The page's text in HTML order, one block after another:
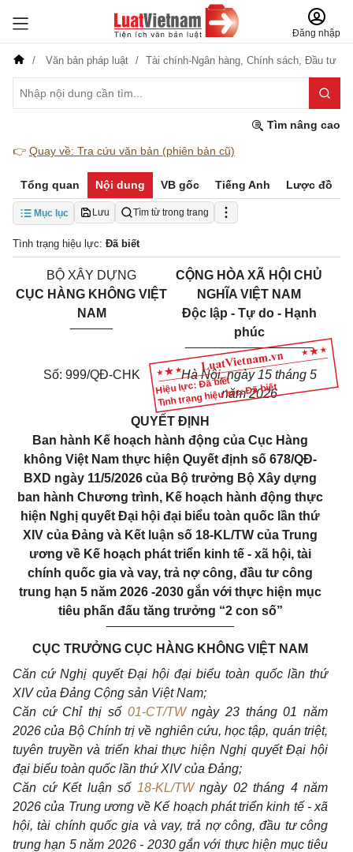
Đăng nhập
Văn bản pháp luật Tài chính-Ngân hàng, Chính sách, Đầu tư
Tìm nâng cao
👉 Quay về: Tra cứu văn bản (phiên bản cũ)
Tổng quan Nội dung VB gốc Tiếng Anh Lược đồ
Mục lục Lưu Tìm từ trong trang
Tình trạng hiệu lực: Đã biết
Hiệu lực: Đã biết
Tình trạng hiệu lực: Đã biết
BỘ XÂY DỰNG
CỤC HÀNG KHÔNG VIỆT
NAM
CỘNG HÒA XÃ HỘI CHỦ
NGHĨA VIỆT NAM
Độc lập - Tự do - Hạnh
phúc
__________________
Số: 999/QĐ-CHK
Hà Nội, ngày 15 tháng 5
năm 2026
QUYẾT ĐỊNH
Ban hành Kế hoạch hành động của Cục Hàng
không Việt Nam thực hiện Quyết định số 678/QĐ-
BXD ngày 11/5/2026 của Bộ trưởng Bộ Xây dựng
ban hành Chương trình, Kế hoạch hành động thực
hiện Nghị quyết Đại hội đại biểu toàn quốc lần thứ
XIV của Đảng và Kết luận số 18-KL/TW của Trung
ương về Kế hoạch phát triển kinh tế - xã hội, tài
chính quốc gia và vay, trả nợ công, đầu tư công
trung hạn 5 năm 2026 -2030 gắn với thực hiện mục
tiêu phấn đấu tăng trưởng “2 con số”
__________________
CỤC TRƯỞNG CỤC HÀNG KHÔNG VIỆT NAM
Căn cứ Nghị quyết Đại hội đại biểu toàn quốc lần thứ
XIV của Đảng Cộng sản Việt Nam;
Căn cứ Chỉ thị số 01-CT/TWngày 23 tháng 01 năm
2026 của Bộ Chính trị về nghiên cứu, học tập, quán triệt,
tuyên truyền và triển khai thực hiện Nghị quyết Đại hội
đại biểu toàn quốc lần thứ XIV của Đảng;
Căn cứ Kết luận số 18-KL/TWngày 02 tháng 4 năm
2026 của Trung ương về Kế hoạch phát triển kinh tế - xã
hội, tài chính quốc gia và vay, trả nợ công, đầu tư công
trung hạn 5 năm 2026 - 2030 gắn với thực hiện mục tiêu